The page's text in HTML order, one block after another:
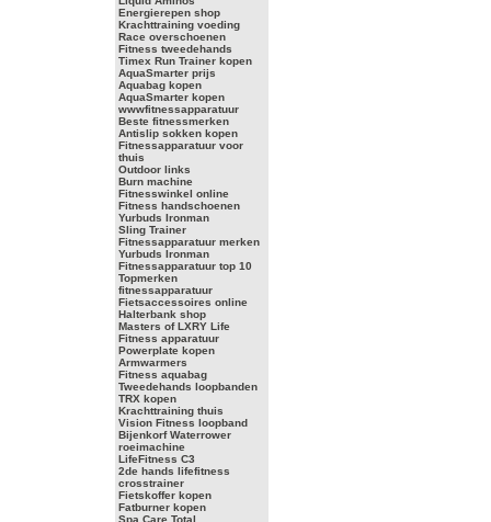
Energierepen shop
Krachttraining voeding
Race overschoenen
Fitness tweedehands
Timex Run Trainer kopen
AquaSmarter prijs
Aquabag kopen
AquaSmarter kopen
wwwfitnessapparatuur
Beste fitnessmerken
Antislip sokken kopen
Fitnessapparatuur voor
thuis
Outdoor links
Burn machine
Fitnesswinkel online
Fitness handschoenen
Yurbuds Ironman
Sling Trainer
Fitnessapparatuur merken
Yurbuds Ironman
Fitnessapparatuur top 10
Topmerken
fitnessapparatuur
Fietsaccessoires online
Halterbank shop
Masters of LXRY Life
Fitness apparatuur
Powerplate kopen
Armwarmers
Fitness aquabag
Tweedehands loopbanden
TRX kopen
Krachttraining thuis
Vision Fitness loopband
Bijenkorf Waterrower
roeimachine
LifeFitness C3
2de hands lifefitness
crosstrainer
Fietskoffer kopen
Fatburner kopen
Spa Care Total